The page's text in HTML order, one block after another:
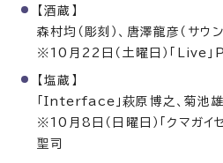
【酒蔵】
森村均（彫刻）、唐澤龍彦（サウ
※10月22日（土曜日）「Live
【塩蔵】
「Interface」萩原博之、菊池雄
※10月8日（日曜日）「クマガイ
聖司